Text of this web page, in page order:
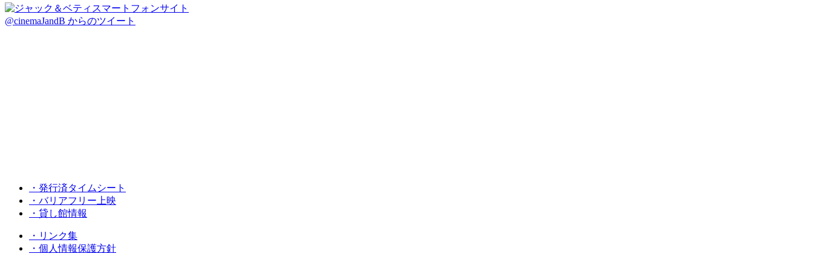
@cinemaJandB からのツイート
・発行済タイムシート
・バリアフリー上映
・貸し館情報
・リンク集
・個人情報保護方針